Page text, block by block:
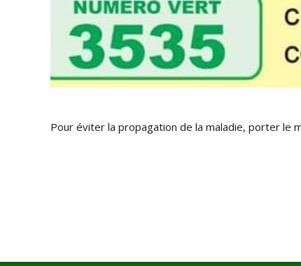
Pour éviter la propagation de la maladie, porter le